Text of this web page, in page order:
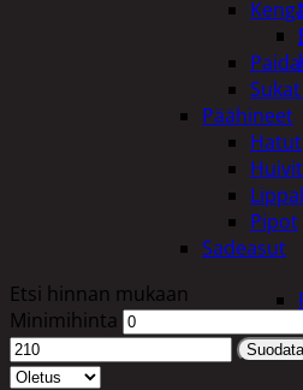
Päähineet
Hatut
Huivit
Pipot
Sadeasut
Etsi hinnan mukaan
Minimihinta
Suodata